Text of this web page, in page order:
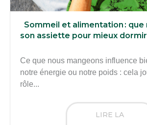
Sommeil et alimentation :
son assiette pour mieux dormir
Ce que nous mangeons influence
notre énergie ou notre poids : cela
rôle...
LIRE LA